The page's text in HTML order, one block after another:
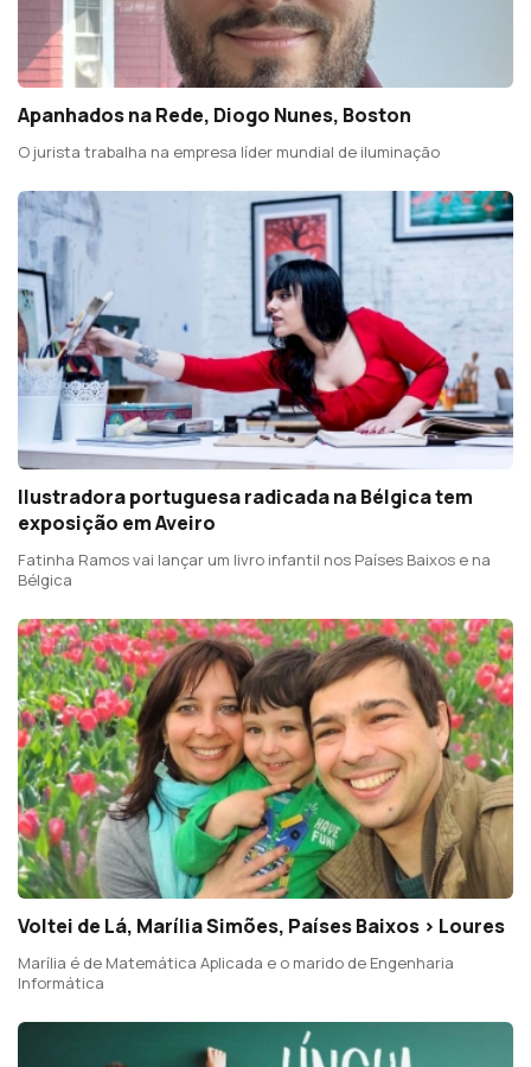
Apanhados na Rede, Diogo Nunes, Boston
O jurista trabalha na empresa líder mundial de iluminação
Ilustradora portuguesa radicada na Bélgica tem
exposição em Aveiro
Fatinha Ramos vai lançar um livro infantil nos Países Baixos e na
Bélgica
Voltei de Lá, Marília Simões, Países Baixos > Loures
Marília é de Matemática Aplicada e o marido de Engenharia
Informática